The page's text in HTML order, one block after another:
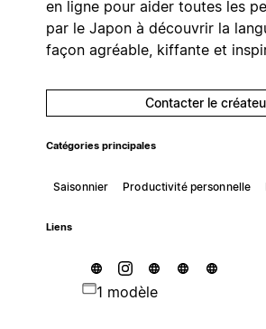
en ligne pour aider toutes les
par le Japon à découvrir la
façon agréable, kiffante et
Contacter le
Catégories principales
Saisonnier Productivité personnelle
Liens
1 modèle